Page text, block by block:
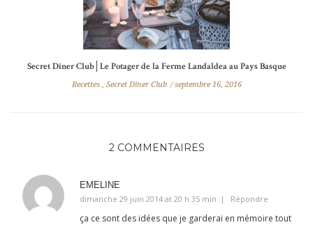
Secret Dîner Club│Le Potager de la Ferme Landaldea au Pays Basque
Recettes, Secret Dîner Club septembre 16, 2016
2 COMMENTAIRES
EMELINE
dimanche 29 juin 2014 at 20 h 35 min
Répondre
ça ce sont des idées que je garderai en mémoire tout